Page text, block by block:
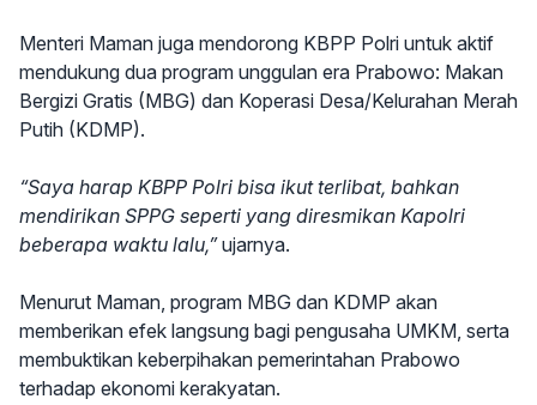
Menteri Maman juga mendorong KBPP Polri untuk aktif
mendukung dua program unggulan era Prabowo: Makan
Bergizi Gratis (MBG) dan Koperasi Desa/Kelurahan Merah
Putih (KDMP).
“Saya harap KBPP Polri bisa ikut terlibat, bahkan
mendirikan SPPG seperti yang diresmikan Kapolri
beberapa waktu lalu,”ujarnya.
Menurut Maman, program MBG dan KDMP akan
memberikan efek langsung bagi pengusaha UMKM, serta
membuktikan keberpihakan pemerintahan Prabowo
terhadap ekonomi kerakyatan.